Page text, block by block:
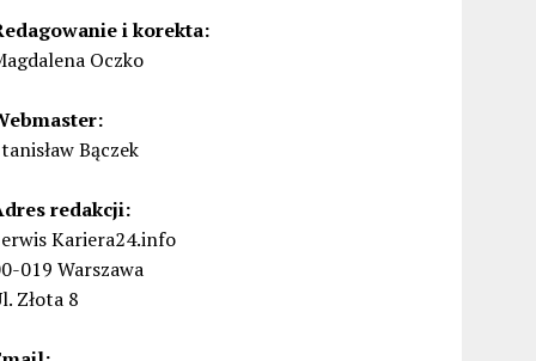
i korekta:
Oczko
Bączek
redakcji:
Kariera24.info
019 Warszawa
Złota 8